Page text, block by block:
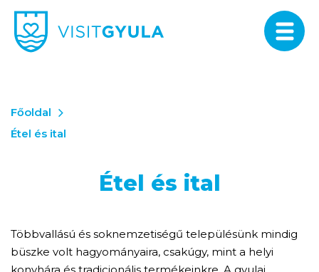
Főoldal
Étel és ital
Étel és ital
Többvallású és soknemzetiségű településünk mindig
büszke volt hagyományaira, csakúgy, mint a helyi